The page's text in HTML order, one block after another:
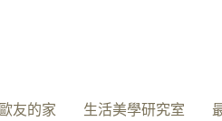
歐友的家 生活美學研究室